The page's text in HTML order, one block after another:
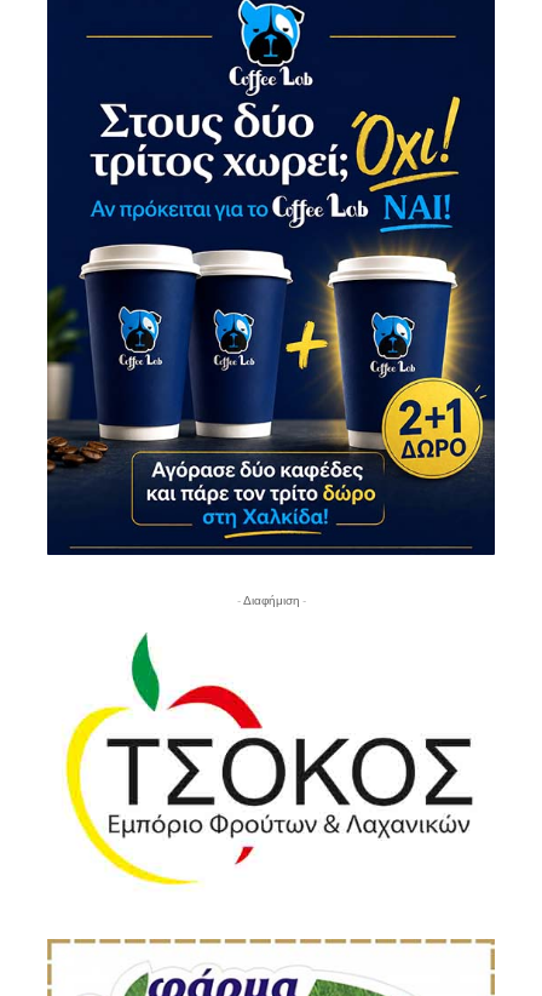
- Διαφήμιση -